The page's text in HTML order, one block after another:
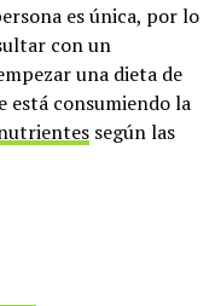
es única, por lo
con un
una dieta de
está consumiendo la
según las